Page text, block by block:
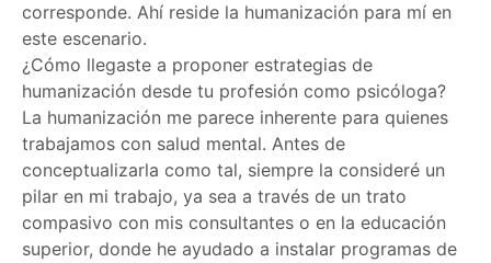
corresponde. Ahí reside la humanización para mí en
este escenario.
¿Cómo llegaste a proponer estrategias de
humanización desde tu profesión como psicóloga?
La humanización me parece inherente para quienes
trabajamos con salud mental. Antes de
conceptualizarla como tal, siempre la consideré un
pilar en mi trabajo, ya sea a través de un trato
compasivo con mis consultantes o en la educación
superior, donde he ayudado a instalar programas de